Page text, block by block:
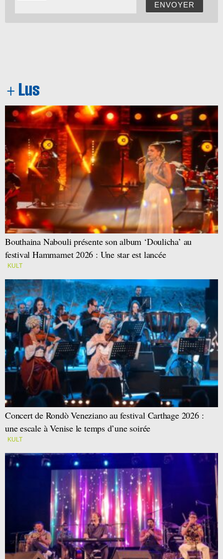
ENVOYER
Bouthaina Nabouli présente son album ‘Doulicha’ au
festival Hammamet 2026 : Une star est lancée
KULT
Concert de Rondò Veneziano au festival Carthage 2026 :
une escale à Venise le temps d’une soirée
KULT